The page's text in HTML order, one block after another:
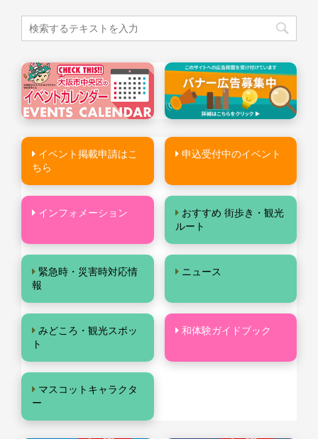
イベント掲載申請はこ
ちら
申込受付中のイベント
インフォメーション
おすすめ 街歩き・観光
ルート
緊急時・災害時対応情
報
ニュース
みどころ・観光スポッ
ト
和体験ガイドブック
マスコットキャラクタ
ー